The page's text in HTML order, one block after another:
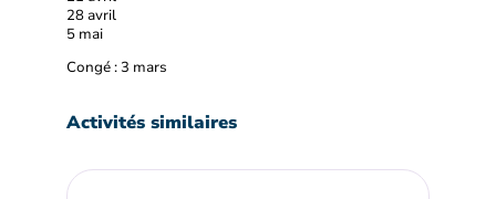
28 avril
5 mai
Congé : 3 mars
Activités similaires